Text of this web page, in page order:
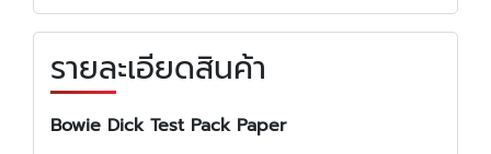
รายละเอียดสินค้า
Bowie Dick Test Pack Paper